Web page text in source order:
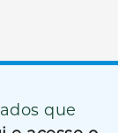
que